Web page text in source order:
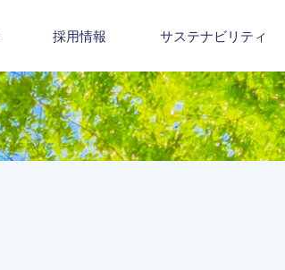
採用情報 サステナビリティ